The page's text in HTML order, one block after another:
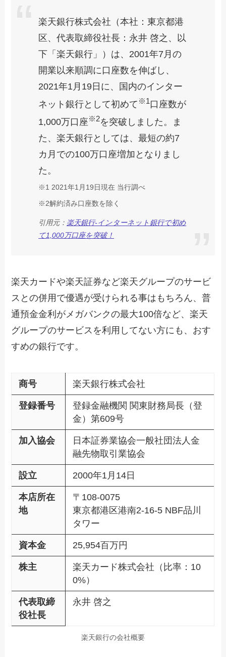
楽天銀行株式会社（本社：東京都港
区、代表取締役社長：永井 啓之、以
下「楽天銀行」）は、2001年7月の
開業以来順調に口座数を伸ばし、
2021年1月19日に、国内のインター
ネット銀行として初めて ※1口座数が
1,000万口座※2を突破しました。ま
た、楽天銀行としては、最短の約7
カ月での100万口座増加となりまし
た。
※1 2021年1月19日現在 当行調べ
※2解約済み口座数を除く
引用元： 楽天銀行-インターネット銀行で初め
て1,000万口座を突破！
楽天カードや楽天証券など楽天グループのサービ
スとの併用で優遇が受けられる事はもちろん、普
通預金金利がメガバンクの最大100倍など、楽天
グループのサービスを利用してない方にも、おす
すめの銀行です。
商号 楽天銀行株式会社
登録番号
登録金融機関 関東財務局長（登
金）第609号
加入協会
日本証券業協会一般社団法人金
融先物取引業協会
設立 2000年1月14日
本店所在
地
〒108-0075
東京都港区港南2-16-5 NBF品川
タワー
資本金 25,954百万円
株主
楽天カード株式会社（比率：10
0%）
代表取締
役社長
永井 啓之
楽天銀行の会社概要